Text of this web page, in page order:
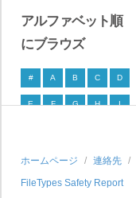
アルファベット順
にブラウズ
# A B C D
E F G H I
P Q R S
T U V W X
ホームページ 連絡先
FileTypes Safety Report